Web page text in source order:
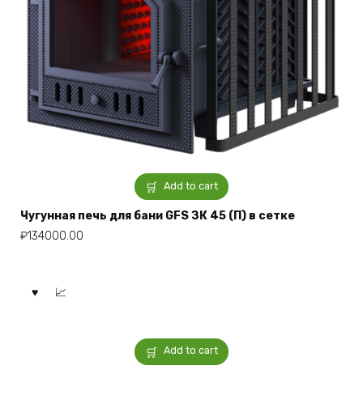
Add to cart
Чугунная печь для бани GFS ЗК 45 (П) в сетке
₽134000.00
Add to cart